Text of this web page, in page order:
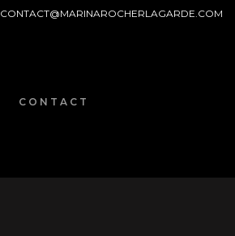
CONTACT@MARINAROCHERLAGARDE.COM
CONTACT